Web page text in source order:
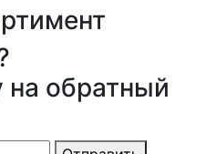
на обратный